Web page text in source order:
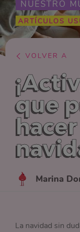
NUESTRO
ARTÍCULOS
VOLVER A
que
Marina
La navidad sin